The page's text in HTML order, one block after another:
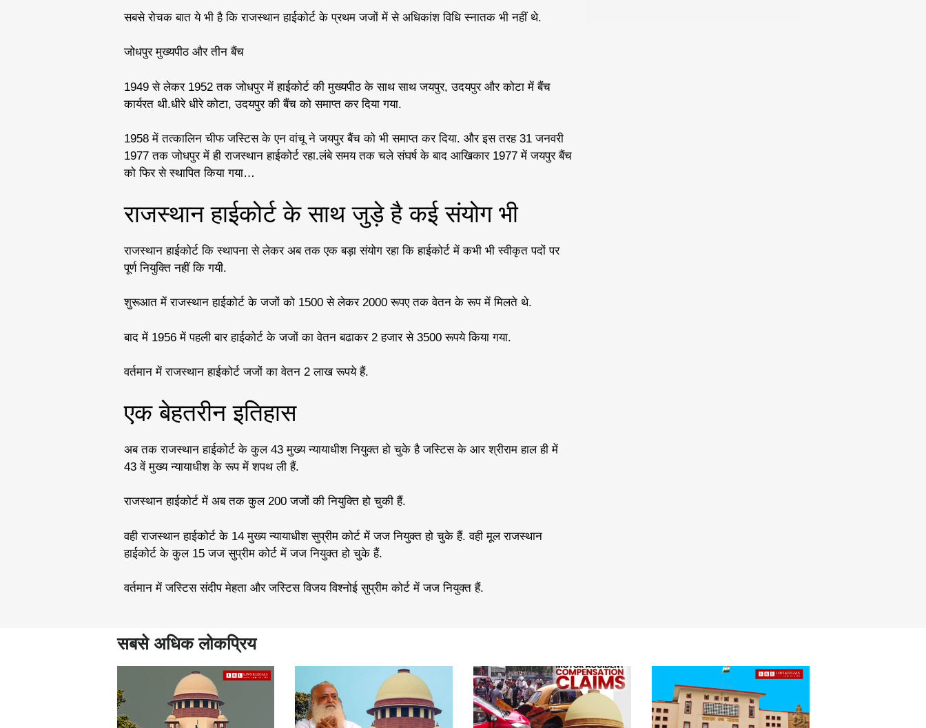
सबसे रोचक बात ये भी है कि राजस्थान हाईकोर्ट के प्रथम जजों में से अधिकांश विधि स्नातक भी नहीं थे.
जोधपुर मुख्यपीठ और तीन बैंच
1949 से लेकर 1952 तक जोधपुर में हाईकोर्ट की मुख्यपीठ के साथ साथ जयपुर, उदयपुर और कोटा में बैंच
कार्यरत थी.धीरे धीरे कोटा, उदयपुर की बैंच को समाप्त कर दिया गया.
1958 में तत्कालिन चीफ जस्टिस के एन वांचू ने जयपुर बैंच को भी समाप्त कर दिया. और इस तरह 31 जनवरी
1977 तक जोधपुर में ही राजस्थान हाईकोर्ट रहा.लंबे समय तक चले संघर्ष के बाद आखिकार 1977 में जयपुर बैंच
को फिर से स्थापित किया गया…
राजस्थान हाईकोर्ट के साथ जुड़े है कई संयोग भी
राजस्थान हाईकोर्ट कि स्थापना से लेकर अब तक एक बड़ा संयोग रहा कि हाईकोर्ट में कभी भी स्वीकृत पदों पर
पूर्ण नियुक्ति नहीं कि गयी.
शुरूआत में राजस्थान हाईकोर्ट के जजों को 1500 से लेकर 2000 रूपए तक वेतन के रूप में मिलते थे.
बाद में 1956 में पहली बार हाईकोर्ट के जजों का वेतन बढाकर 2 हजार से 3500 रूपये किया गया.
वर्तमान में राजस्थान हाईकोर्ट जजों का वेतन 2 लाख रूपये हैं.
एक बेहतरीन इतिहास
अब तक राजस्थान हाईकोर्ट के कुल 43 मुख्य न्यायाधीश नियुक्त हो चुके है जस्टिस के आर श्रीराम हाल ही में
43 वें मुख्य न्यायाधीश के रूप में शपथ ली हैं.
राजस्थान हाईकोर्ट में अब तक कुल 200 जजों की नियुक्ति हो चुकी हैं.
वही राजस्थान हाईकोर्ट के 14 मुख्य न्यायाधीश सुप्रीम कोर्ट में जज नियुक्त हो चुके हैं. वही मूल राजस्थान
हाईकोर्ट के कुल 15 जज सुप्रीम कोर्ट में जज नियुक्त हो चुके हैं.
वर्तमान में जस्टिस संदीप मेहता और जस्टिस विजय विश्नोई सुप्रीम कोर्ट में जज नियुक्त हैं.
सबसे अधिक लोकप्रिय